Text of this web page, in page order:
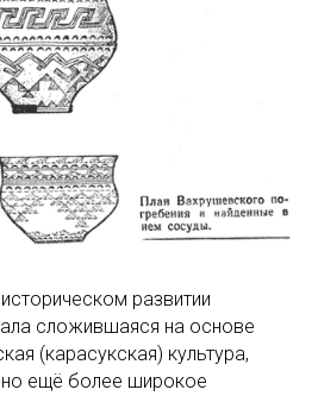
развитии
сложившаяся на основе
(карасукская) культура,
ещё более широкое